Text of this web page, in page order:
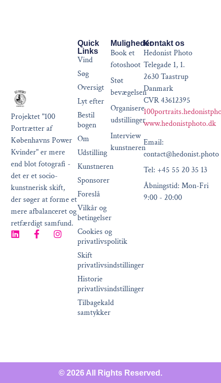
Projektet "100
Portrætter af
Københavns Power
Kvinder" er mere
end blot fotografi -
det er et socio-
kunstnerisk skift,
der søger at forme et
mere afbalanceret og
retfærdigt samfund.
Muligheder
Book et
fotoshoot
Støt
bevægelsen
Organisere
udstillinger
Interview
kunstneren
Quick
Links
Vind
Søg
Oversigt
Lyt efter
Bestil
bogen
Om
Udstilling
Kunstneren
Sponsorer
Foreslå
Vilkår og
betingelser
Cookies og
privatlivspolitik
Skift
privatlivsindstillinger
Historie
privatlivsindstillinger
Tilbagekald
samtykker
Kontakt os
Hedonist Photo
Telegade 1, 1.
2630 Taastrup
Danmark
CVR 43612395
www.hedonistphoto.dk
Email:
contact@hedonist.photo
Tel: +45 55 20 35 13
Åbningstid: Mon-Fri
9:00 - 20:00
© 2026 All Rights Reserved.